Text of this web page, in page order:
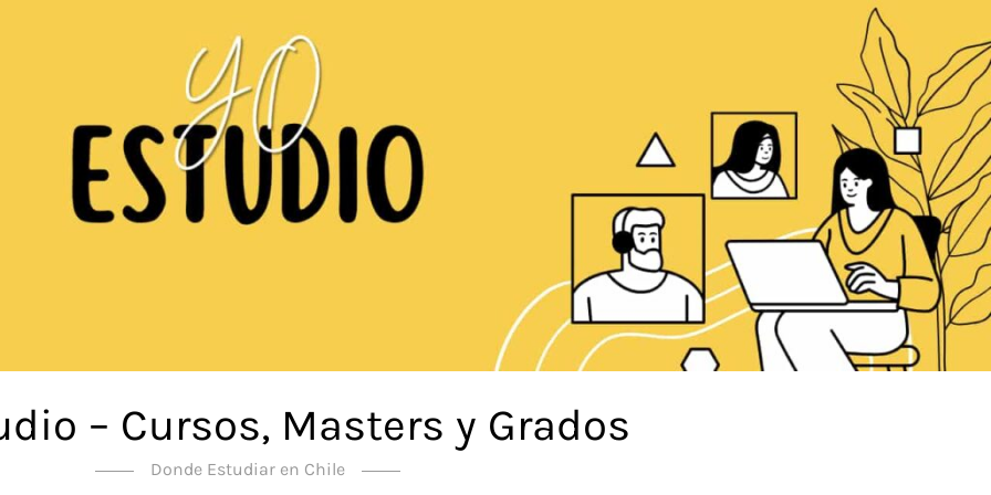
– Cursos, Masters y Grados
Donde Estudiar en Chile